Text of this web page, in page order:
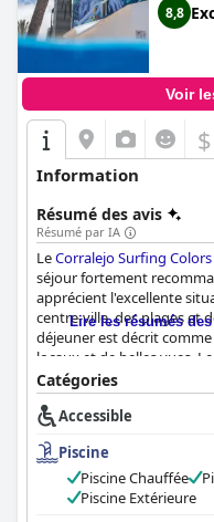
8,8
Voir
$
Information
Résumé des avis
Résumé par IA
LeCorralejo Surfing
séjour fortement
apprécient l'excellente
centre-ville, des plages et
déjeuner est décrit
locaux et de belles vues.
modernes et bien
belles vues. L'hôtel est
des chambres
Le personnel est amical,
atmosphère accueillante.
bien entretenue, avec
sont décrits comme
Lire les résumés
Catégories
Accessible
Piscine
Piscine Chauffée
Piscine Extérieure